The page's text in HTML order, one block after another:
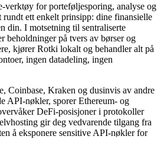
verktøy for porteføljesporing, analyse og
rundt ett enkelt prinsipp: dine finansielle
din. I motsetning til sentraliserte
beholdninger på tvers av børser og
kjører Rotki lokalt og behandler alt på
ingen datadeling, ingen
Coinbase, Kraken og dusinvis av andre
API-nøkler, sporer Ethereum- og
DeFi-posisjoner i protokoller
gir deg vedvarende tilgang fra
å eksponere sensitive API-nøkler for